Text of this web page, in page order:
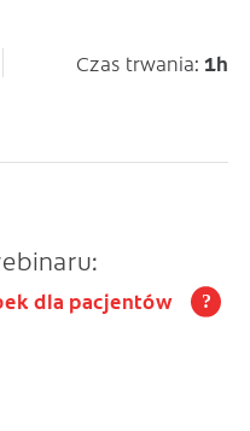
Czas trwania:1h
dla pacjentów